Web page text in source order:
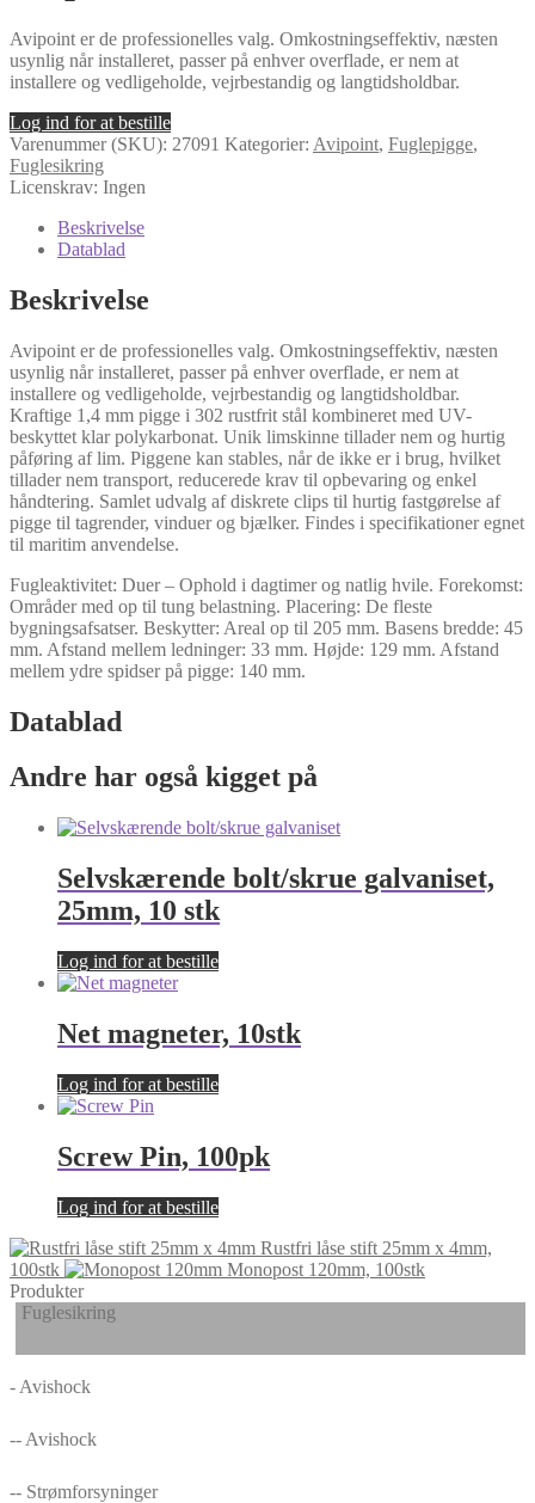
Avipoint er de professionelles valg. Omkostningseffektiv, næsten
usynlig når installeret, passer på enhver overflade, er nem at
installere og vedligeholde, vejrbestandig og langtidsholdbar.
Log ind for at bestille
Varenummer (SKU): 27091 Kategorier: Avipoint, Fuglepigge,
Fuglesikring
Licenskrav: Ingen
Beskrivelse
Datablad
Beskrivelse
Avipoint er de professionelles valg. Omkostningseffektiv, næsten
usynlig når installeret, passer på enhver overflade, er nem at
installere og vedligeholde, vejrbestandig og langtidsholdbar.
Kraftige 1,4 mm pigge i 302 rustfrit stål kombineret med UV-
beskyttet klar polykarbonat. Unik limskinne tillader nem og hurtig
påføring af lim. Piggene kan stables, når de ikke er i brug, hvilket
tillader nem transport, reducerede krav til opbevaring og enkel
håndtering. Samlet udvalg af diskrete clips til hurtig fastgørelse af
pigge til tagrender, vinduer og bjælker. Findes i specifikationer egnet
til maritim anvendelse.
Fugleaktivitet: Duer – Ophold i dagtimer og natlig hvile. Forekomst:
Områder med op til tung belastning. Placering: De fleste
bygningsafsatser. Beskytter: Areal op til 205 mm. Basens bredde: 45
mm. Afstand mellem ledninger: 33 mm. Højde: 129 mm. Afstand
mellem ydre spidser på pigge: 140 mm.
Datablad
Andre har også kigget på
Selvskærende bolt/skrue galvaniset,
25mm, 10 stk
Log ind for at bestille
Net magneter, 10stk
Log ind for at bestille
Screw Pin, 100pk
Log ind for at bestille
Rustfri låse stift 25mm x 4mm,
100stk
Monopost 120mm, 100stk
Produkter
Fuglesikring
- Avishock
-- Avishock
-- Strømforsyninger